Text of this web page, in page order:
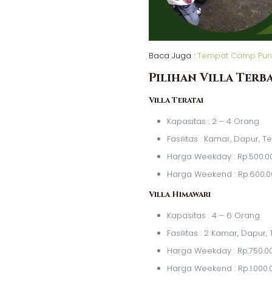
Baca Juga : Tempat Camp
Pilihan Villa
Villa Teratai
Kapasitas : 2 – 4 Orang
Fasilitas : Kamar, Dapur,
Harga Weekday :
Harga Weekend :
Villa Himawari
Kapasitas : 4 – 6 Orang
Fasilitas : 2 Kamar,
Harga Weekday :
Harga Weekend :